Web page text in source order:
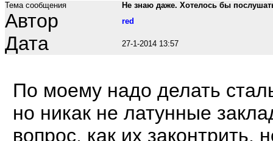
Тема сообщения Не знаю даже. Хотелось бы
Автор red
Дата 27-1-2014 13:57
По моему надо делать
но никак не латунные
вопрос, как их законтрить,